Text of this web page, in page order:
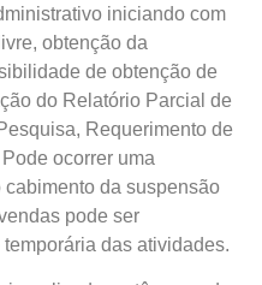
iniciando com
obtenção da
de obtenção de
do Relatório Parcial de
Requerimento de
ocorrer uma
da suspensão
pode ser
das atividades.